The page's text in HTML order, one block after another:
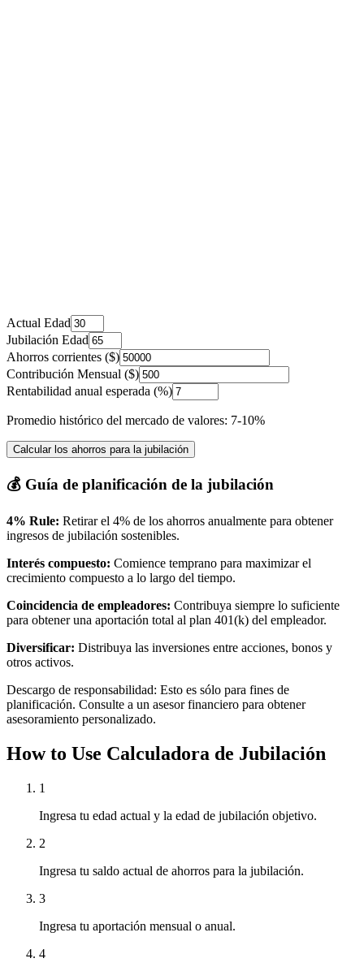
Actual Edad
Jubilación Edad
Ahorros corrientes ($)
Contribución Mensual ($)
Rentabilidad anual esperada (%)
Promedio histórico del mercado de valores: 7-10%
Calcular los ahorros para la jubilación
💰 Guía de planificación de la jubilación
4% Rule: Retirar el 4% de los ahorros anualmente para obtener
ingresos de jubilación sostenibles.
Interés compuesto: Comience temprano para maximizar el
crecimiento compuesto a lo largo del tiempo.
Coincidencia de empleadores: Contribuya siempre lo suficiente
para obtener una aportación total al plan 401(k) del empleador.
Diversificar: Distribuya las inversiones entre acciones, bonos y
otros activos.
Descargo de responsabilidad: Esto es sólo para fines de
planificación. Consulte a un asesor financiero para obtener
asesoramiento personalizado.
How to Use Calculadora de Jubilación
1
Ingresa tu edad actual y la edad de jubilación objetivo.
2
Ingresa tu saldo actual de ahorros para la jubilación.
3
Ingresa tu aportación mensual o anual.
4